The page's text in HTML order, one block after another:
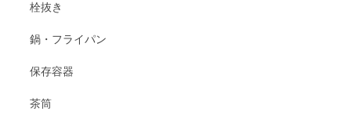
栓抜き
鍋・フライパン
保存容器
茶筒